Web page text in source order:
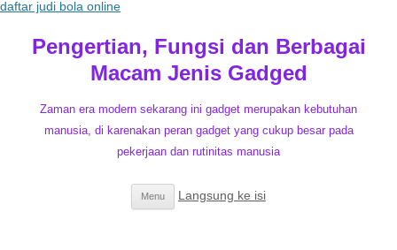
daftar judi bola online
Pengertian, Fungsi dan Berbagai
Macam Jenis Gadged
Zaman era modern sekarang ini gadget merupakan kebutuhan
manusia, di karenakan peran gadget yang cukup besar pada
pekerjaan dan rutinitas manusia
Menu Langsung ke isi